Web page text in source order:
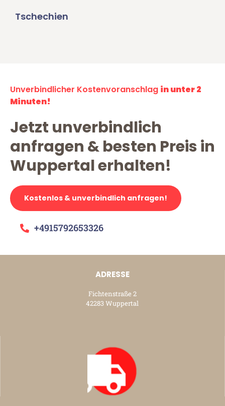
Tschechien
Unverbindlicher Kostenvoranschlag in unter 2
Minuten!
Jetzt unverbindlich
anfragen & besten Preis in
Wuppertal erhalten!
Kostenlos & unverbindlich anfragen!
+4915792653326
ADRESSE
Fichtenstraße 2
42283 Wuppertal